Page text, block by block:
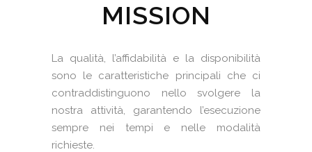
MISSION
La qualità, l’affidabilità e la disponibilità
sono le caratteristiche principali che ci
contraddistinguono nello svolgere la
nostra attività, garantendo l’esecuzione
sempre nei tempi e nelle modalità
richieste.